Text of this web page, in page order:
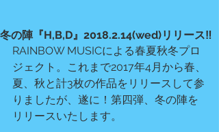
冬の陣『H,B,D』2018.2.14(wed)リリース‼
RAINBOW MUSICによる春夏秋冬プロ
ジェクト。これまで2017年4月から春、
夏、秋と計3枚の作品をリリースして参
りましたが、遂に！第四弾、冬の陣を
リリースいたします。